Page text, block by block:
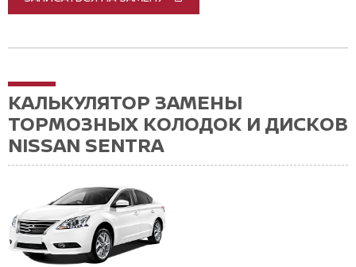
КАЛЬКУЛЯТОР ЗАМЕНЫ
ТОРМОЗНЫХ КОЛОДОК И ДИСКОВ
NISSAN SENTRA